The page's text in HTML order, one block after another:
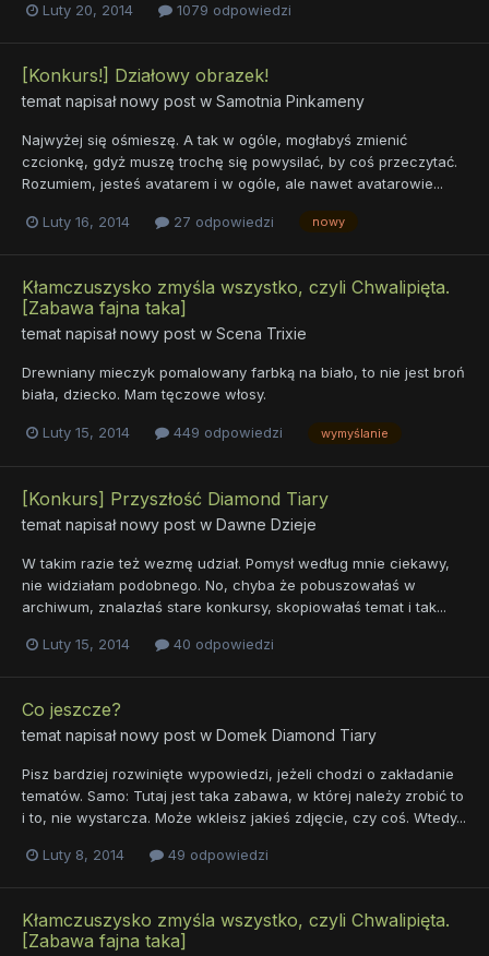
Luty 20, 2014 1079 odpowiedzi
[Konkurs!] Działowy obrazek!
temat napisał nowy post w Samotnia Pinkameny
Najwyżej się ośmieszę. A tak w ogóle, mogłabyś zmienić
czcionkę, gdyż muszę trochę się powysilać, by coś przeczytać.
Rozumiem, jesteś avatarem i w ogóle, ale nawet avatarowie...
Luty 16, 2014 27 odpowiedzi nowy
Kłamczuszysko zmyśla wszystko, czyli Chwalipięta.
[Zabawa fajna taka]
temat napisał nowy post w Scena Trixie
Drewniany mieczyk pomalowany farbką na biało, to nie jest broń
biała, dziecko. Mam tęczowe włosy.
Luty 15, 2014 449 odpowiedzi wymyślanie
[Konkurs] Przyszłość Diamond Tiary
temat napisał nowy post w Dawne Dzieje
W takim razie też wezmę udział. Pomysł według mnie ciekawy,
nie widziałam podobnego. No, chyba że pobuszowałaś w
archiwum, znalazłaś stare konkursy, skopiowałaś temat i tak...
Luty 15, 2014 40 odpowiedzi
Co jeszcze?
temat napisał nowy post w Domek Diamond Tiary
Pisz bardziej rozwinięte wypowiedzi, jeżeli chodzi o zakładanie
tematów. Samo: Tutaj jest taka zabawa, w której należy zrobić to
i to, nie wystarcza. Może wkleisz jakieś zdjęcie, czy coś. Wtedy...
Luty 8, 2014 49 odpowiedzi
Kłamczuszysko zmyśla wszystko, czyli Chwalipięta.
[Zabawa fajna taka]